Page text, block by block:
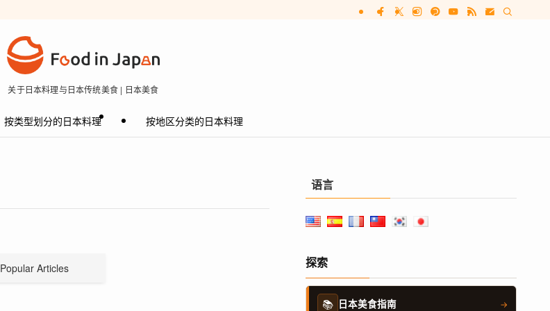
关于日本料理与日本传统美食 | 日本美食
按类型划分的日本料理 按地区分类的日本料理
Popular Articles
语言
探索
📚 日本美食指南 →